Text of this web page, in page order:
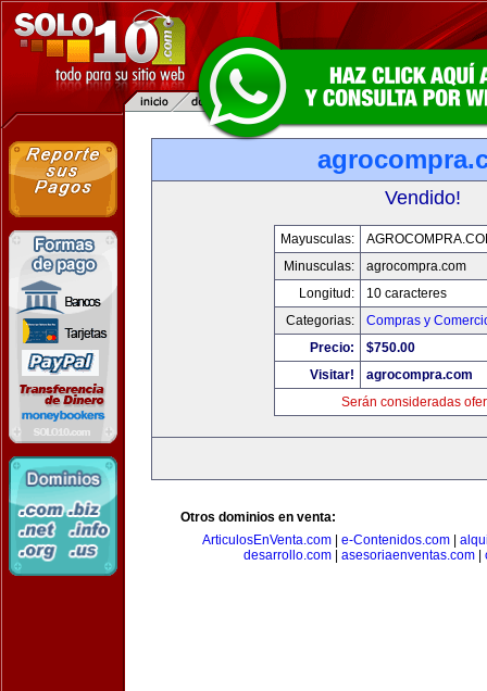
Vendido!
Mayusculas:
Minusculas:
agrocompra.com
Longitud:
10 caracteres
Categorias:
Compras y
Precio:
$750.00
Visitar!
agrocompra.com
Serán consideradas
Otros dominios en venta:
ArticulosEnVenta.com| e-Contenidos.com|
desarrollo.com| asesoriaenventas.com|